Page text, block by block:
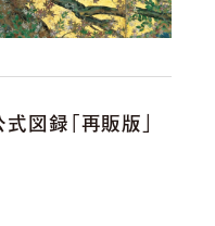
図録「再販版」